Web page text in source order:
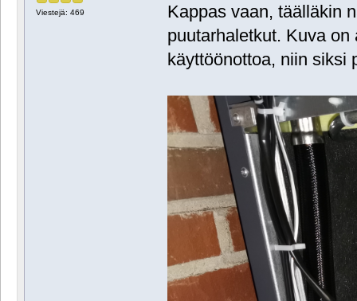
Viestejä: 469
Kappas vaan, täälläkin
puutarhaletkut. Kuva
käyttöönottoa, niin siksi